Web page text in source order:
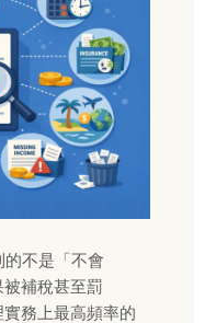
的不是「不會
補稅甚至罰
務上最高頻率的